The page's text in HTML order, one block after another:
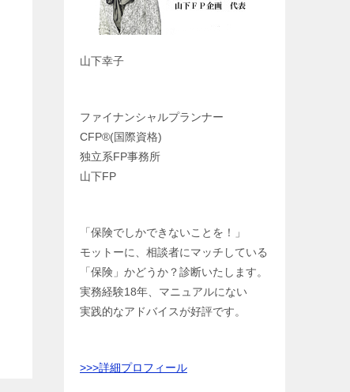
山下幸子
ファイナンシャルプランナー
CFP®️(国際資格)
独立系FP事務所
山下FP
「保険でしかできないことを！」
モットーに、相談者にマッチしている
「保険」かどうか？診断いたします。
実務経験18年、マニュアルにない
実践的なアドバイスが好評です。
>>>詳細プロフィール